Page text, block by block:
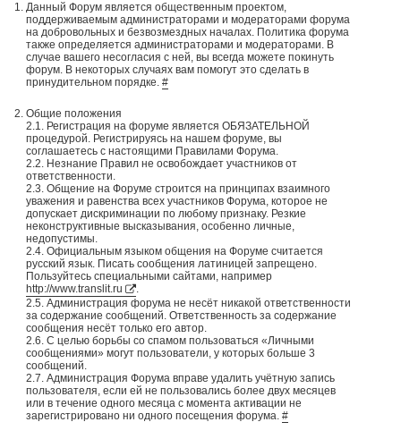
Данный Форум является общественным проектом,
поддерживаемым администраторами и модераторами форума
на добровольных и безвозмездных началах. Политика форума
также определяется администраторами и модераторами. В
случае вашего несогласия с ней, вы всегда можете покинуть
форум. В некоторых случаях вам помогут это сделать в
принудительном порядке. #
Общие положения
2.1. Регистрация на форуме является ОБЯЗАТЕЛЬНОЙ
процедурой. Регистрируясь на нашем форуме, вы
соглашаетесь с настоящими Правилами Форума.
2.2. Незнание Правил не освобождает участников от
ответственности.
2.3. Общение на Форуме строится на принципах взаимного
уважения и равенства всех участников Форума, которое не
допускает дискриминации по любому признаку. Резкие
неконструктивные высказывания, особенно личные,
недопустимы.
2.4. Официальным языком общения на Форуме считается
русский язык. Писать сообщения латиницей запрещено.
Пользуйтесь специальными сайтами, например
http://www.translit.ru
.
2.5. Администрация форума не несёт никакой ответственности
за содержание сообщений. Ответственность за содержание
сообщения несёт только его автор.
2.6. С целью борьбы со спамом пользоваться «Личными
сообщениями» могут пользователи, у которых больше 3
сообщений.
2.7. Администрация Форума вправе удалить учётную запись
пользователя, если ей не пользовались более двух месяцев
или в течение одного месяца с момента активации не
зарегистрировано ни одного посещения форума. #